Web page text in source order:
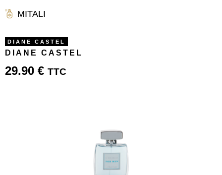
MITALI
DIANE CASTEL
DIANE CASTEL
29.90 € TTC